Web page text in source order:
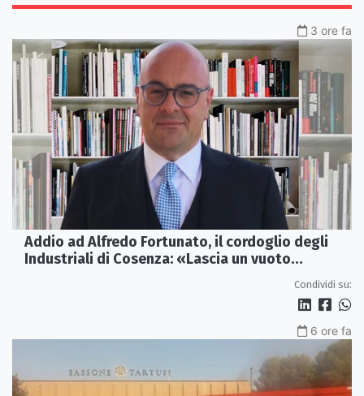
3 ore fa
Addio ad Alfredo Fortunato, il cordoglio degli
Industriali di Cosenza: «Lascia un vuoto
Condividi su:
6 ore fa